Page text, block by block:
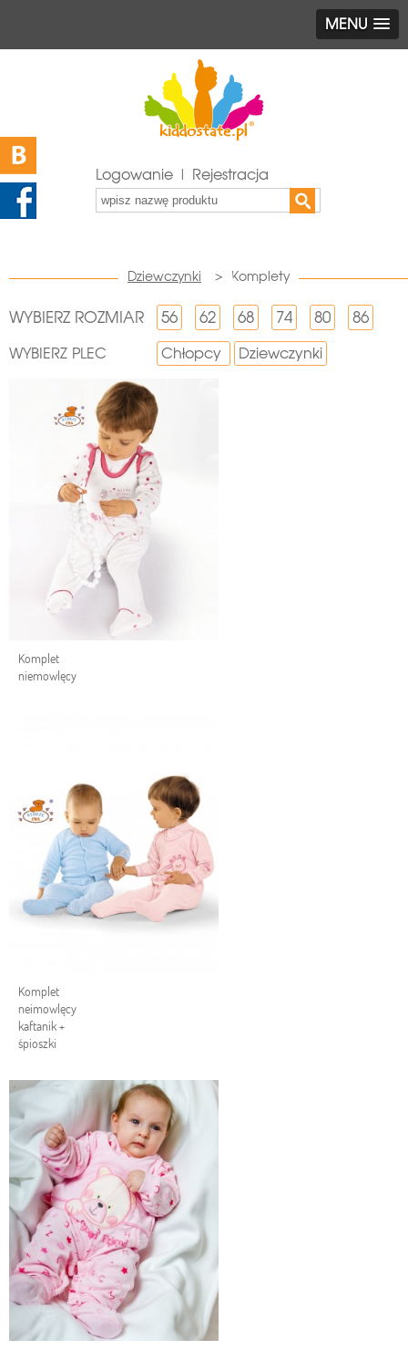
MENU
Logowanie | Rejestracja
Dziewczynki > Komplety
WYBIERZ ROZMIAR 56 62 68 74 80 86
WYBIERZ PLEC Chłopcy Dziewczynki
Komplet
niemowlęcy
Komplet
neimowlęcy
kaftanik +
śpioszki